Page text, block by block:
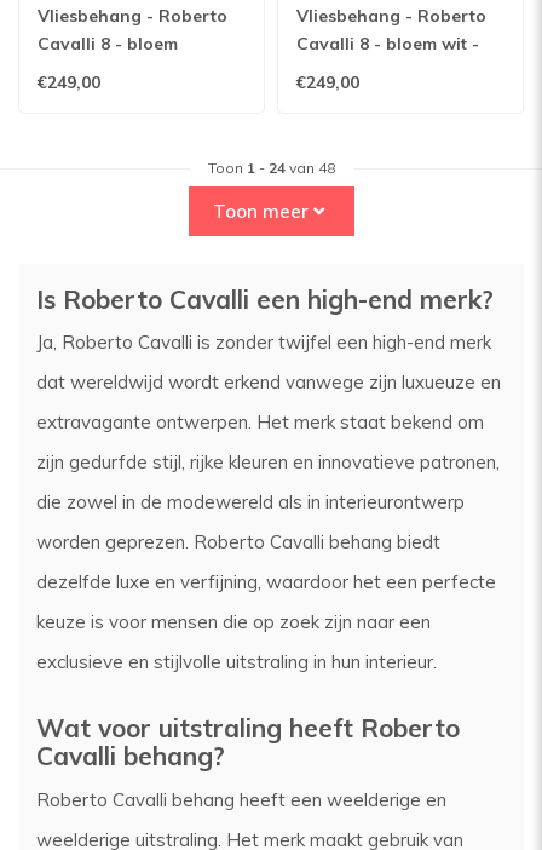
Vliesbehang - Roberto
Cavalli 8 - bloem
wit/zwart - 19046
€249,00
Vliesbehang - Roberto
Cavalli 8 - bloem wit -
19045
€249,00
Toon 1- 24van 48
Toon meer
Is Roberto Cavalli een high-end merk?
Ja, Roberto Cavalli is zonder twijfel een high-end merk
dat wereldwijd wordt erkend vanwege zijn luxueuze en
extravagante ontwerpen. Het merk staat bekend om
zijn gedurfde stijl, rijke kleuren en innovatieve patronen,
die zowel in de modewereld als in interieurontwerp
worden geprezen. Roberto Cavalli behang biedt
dezelfde luxe en verfijning, waardoor het een perfecte
keuze is voor mensen die op zoek zijn naar een
exclusieve en stijlvolle uitstraling in hun interieur.
Wat voor uitstraling heeft Roberto
Cavalli behang?
Roberto Cavalli behang heeft een weelderige en
weelderige uitstraling. Het merk maakt gebruik van